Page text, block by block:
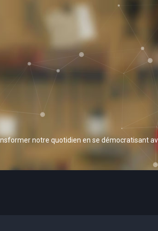
notre quotidien en se démocratisant